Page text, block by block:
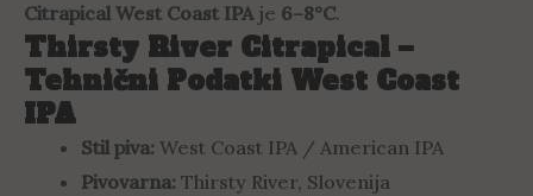
Citrapical West Coast IPAje 6–8°C.
Thirsty River Citrapical –
Tehnični Podatki West Coast
IPA
Stil piva: West Coast IPA / American IPA
Pivovarna: Thirsty River, Slovenija